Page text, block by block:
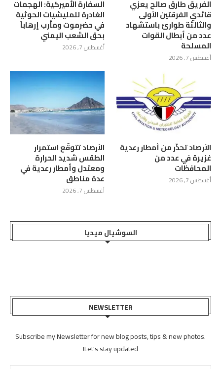
الفريق طارق صالح يعزي
قائدي الفرقتين الأولى
والثالثة طوارئ باستشهاد
عدد من أبطال القوات
المسلحة
أغسطس 7, 2026
السفارة الأميركية: الهجمات
الغادرة للمليشيات الحوثية
في حضرموت ومأرب إرهاباً
بحق الشعب اليمني
أغسطس 7, 2026
الأرصاد تحذّر من أمطار رعدية
غزيرة في عدد من
المحافظات
أغسطس 7, 2026
الأرصاد تتوقّع استمرار
الطقس شديد الحرارة
ومعتدل وأمطار رعدية في
عدة مناطق
أغسطس 7, 2026
السوشيال ميديا
NEWSLETTER
Subscribe my Newsletter for new blog posts, tips & new photos.
Let's stay updated!